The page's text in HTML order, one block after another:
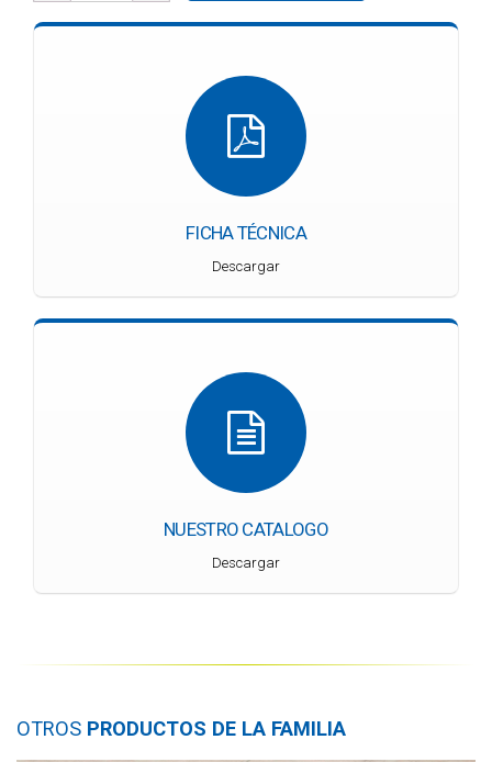
FICHA TÉCNICA
Descargar
NUESTRO CATALOGO
Descargar
OTROS PRODUCTOS DE LA FAMILIA